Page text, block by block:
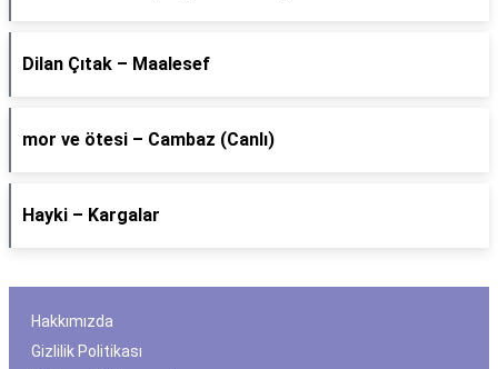
Dilan Çıtak – Maalesef
​mor ve ötesi – Cambaz (Canlı)
Hayki – Kargalar
Hakkımızda
Gizlilik Politikası